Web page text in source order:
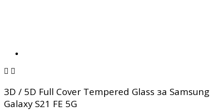
 
3D / 5D Full Cover Tempered Glass за Samsung
Galaxy S21 FE 5G